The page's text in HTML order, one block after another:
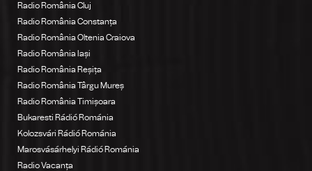
Radio România Cluj
Radio România Constanța
Radio România Oltenia Craiova
Radio România Iași
Radio România Reșița
Radio România Târgu Mureș
Radio România Timișoara
Bukaresti Rádió Románia
Kolozsvári Rádió Románia
Marosvásárhelyi Rádió Románia
Radio Vacanța